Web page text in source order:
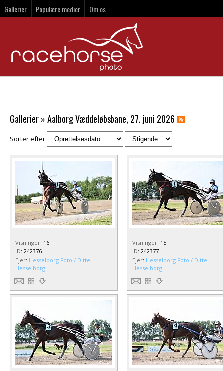
Gallerier Populære medier Om os
Gallerier»Aalborg Væddeløbsbane, 27. juni 2026
Sorter efter
Visninger: 16
ID: 242376
Ejer: Hesselborg Foto / Ditte
Hesselborg
Visninger: 15
ID: 242377
Ejer: Hesselborg Foto / Ditte
Hesselborg